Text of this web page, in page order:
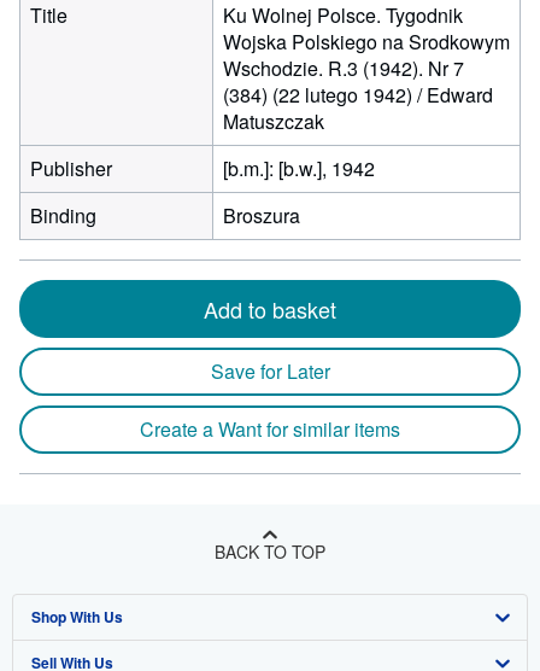
Title
Ku Wolnej Polsce. Tygodnik
Wojska Polskiego na Srodkowym
Wschodzie. R.3 (1942). Nr 7
(384) (22 lutego 1942) / Edward
Matuszczak
Publisher
[b.m.]: [b.w.], 1942
Binding
Broszura
Add to basket
Save for Later
Create a Want for similar items
BACK TO TOP
Shop With Us
Advanced Search
Sell With Us